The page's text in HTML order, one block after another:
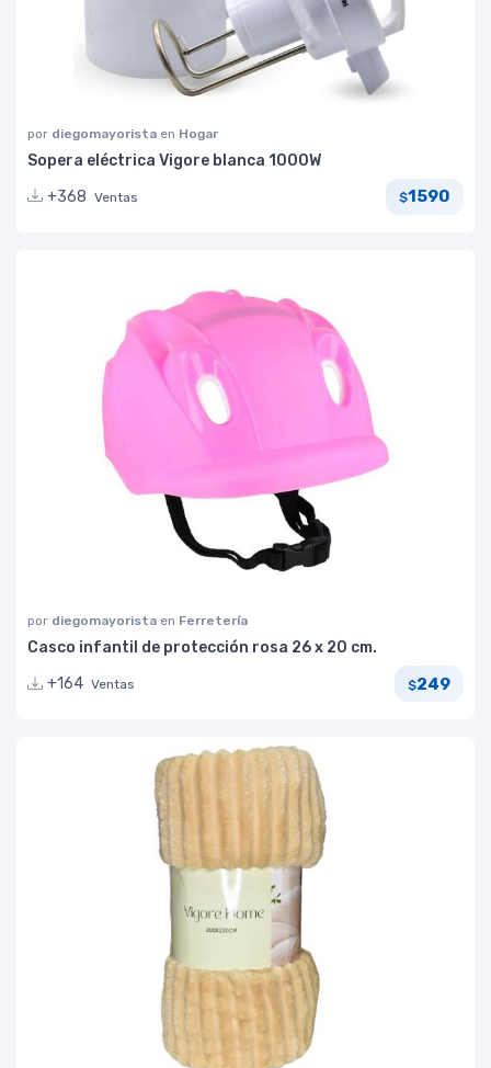
por diegomayorista en Hogar
Sopera eléctrica Vigore blanca 1000W
+368 Ventas $1590
por diegomayorista en Ferretería
Casco infantil de protección rosa 26 x 20 cm.
+164 Ventas $249